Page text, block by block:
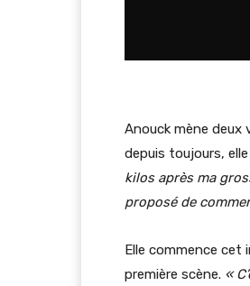
Anouck mène deux
depuis toujours,
kilos après ma
proposé de
Elle commence cet
première scène. «